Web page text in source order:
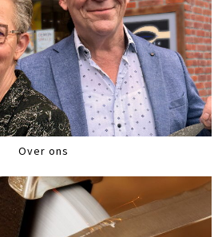
Over ons